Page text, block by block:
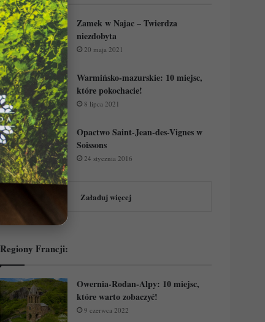
Zamek w Najac – Twierdza
niezdobyta
20 maja 2021
Warmińsko-mazurskie: 10 miejsc,
które pokochacie!
8 lipca 2021
Opactwo Saint-Jean-des-Vignes w
Soissons
24 stycznia 2016
Załaduj więcej
Regiony Francji:
Owernia-Rodan-Alpy: 10 miejsc,
które warto zobaczyć!
9 czerwca 2022